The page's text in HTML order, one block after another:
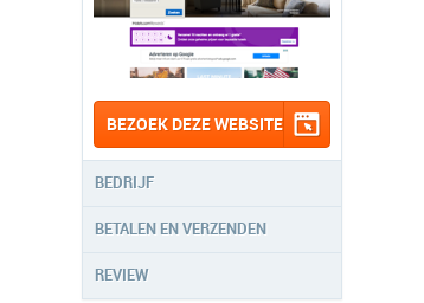
BEZOEK DEZE WEBSITE
BEDRIJF
BETALEN EN VERZENDEN
REVIEW